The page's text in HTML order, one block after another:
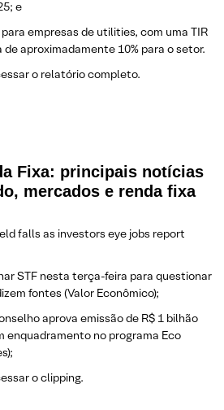
e
empresas de utilities, com uma TIR
aproximadamente 10% para o setor.
o relatório completo.
Fixa: principais notícias
mercados e renda fixa
falls as investors eye jobs report
STF nesta terça-feira para questionar
fontes (Valor Econômico);
aprova emissão de R$ 1 bilhão
enquadramento no programa Eco
o clipping.